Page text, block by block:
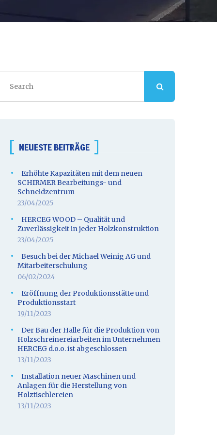
NEUESTE BEITRÄGE
Erhöhte Kapazitäten mit dem neuen
SCHIRMER Bearbeitungs- und
Schneidzentrum
23/04/2025
HERCEG WOOD – Qualität und
Zuverlässigkeit in jeder Holzkonstruktion
23/04/2025
Besuch bei der Michael Weinig AG und
Mitarbeiterschulung
06/02/2024
Eröffnung der Produktionsstätte und
Produktionsstart
19/11/2023
Der Bau der Halle für die Produktion von
Holzschreinereiarbeiten im Unternehmen
HERCEG d.o.o. ist abgeschlossen
13/11/2023
Installation neuer Maschinen und
Anlagen für die Herstellung von
Holztischlereien
13/11/2023